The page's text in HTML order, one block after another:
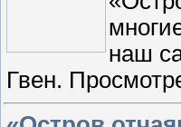
наш
Гвен.